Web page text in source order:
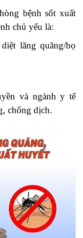
bệnh sốt xuất
chủ yếu là:
lăng quăng/bọ
và ngành y tế
chống dịch.